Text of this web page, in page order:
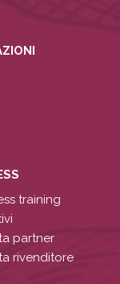
training
partner
rivenditore